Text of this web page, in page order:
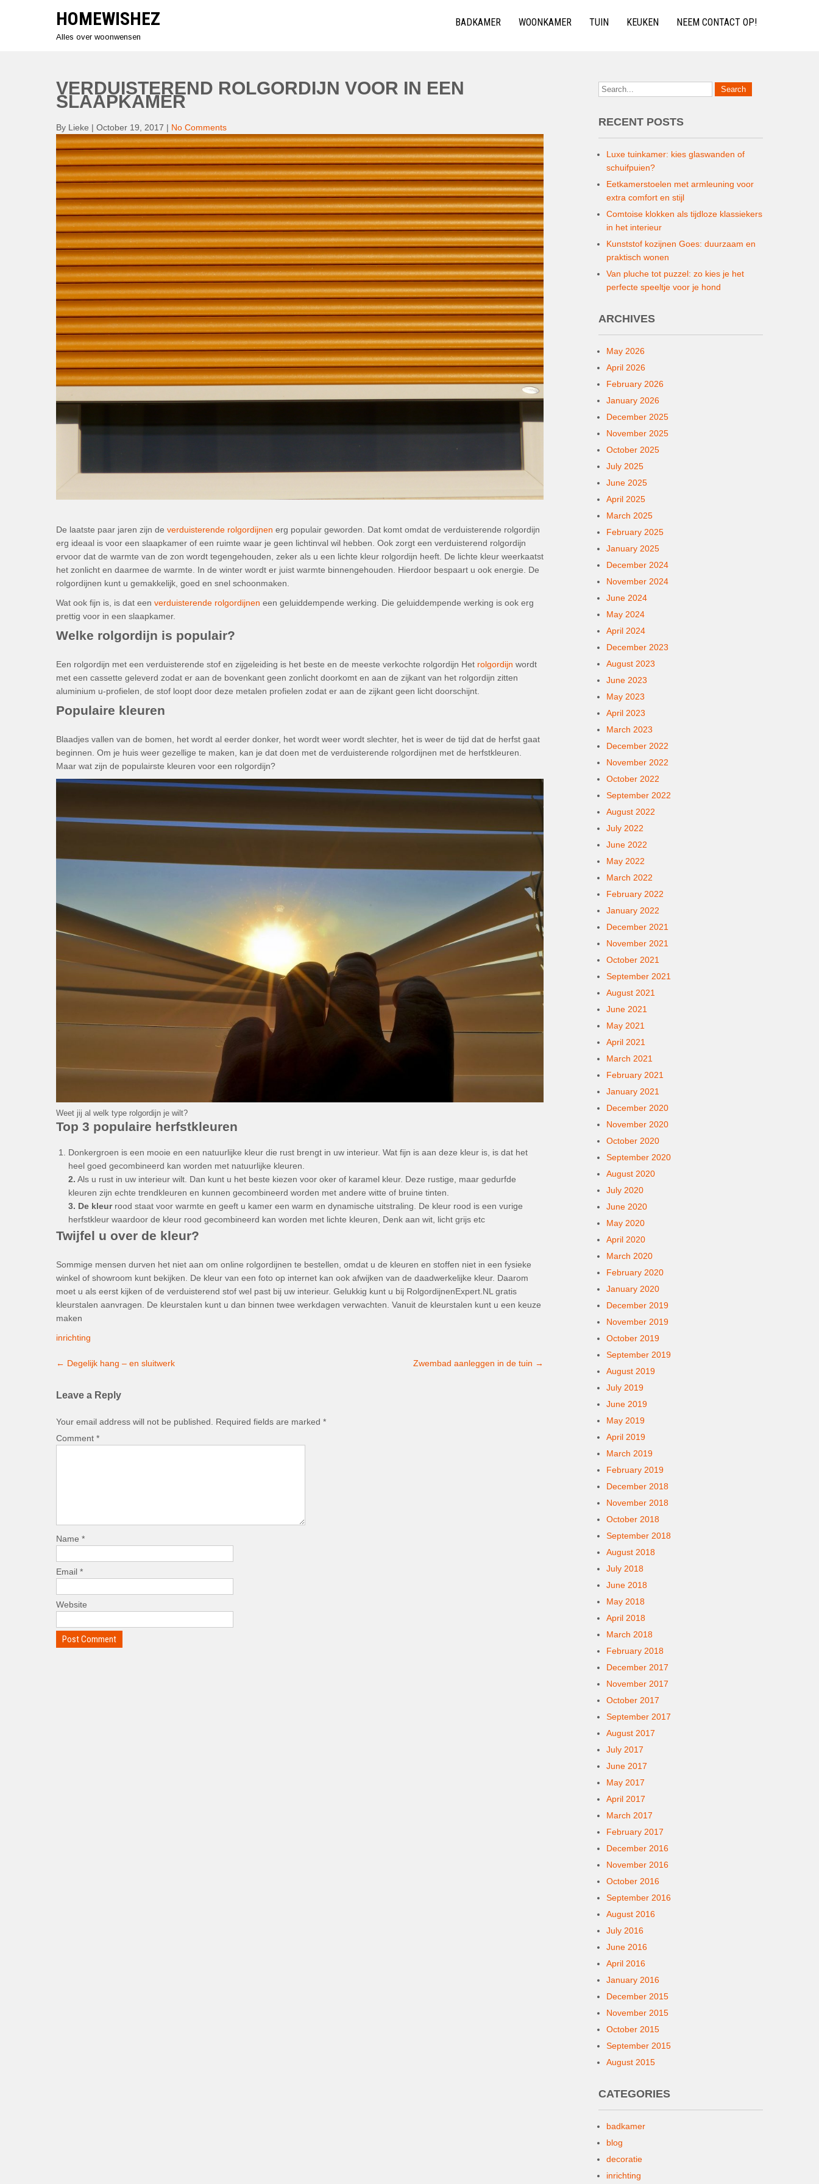
HOMEWISHEZ
Alles over woonwensen
BADKAMER WOONKAMER TUIN KEUKEN NEEM CONTACT OP!
VERDUISTEREND ROLGORDIJN VOOR IN EEN
SLAAPKAMER
By Lieke | October 19, 2017 | No Comments
De laatste paar jaren zijn de verduisterende rolgordijnen erg populair geworden. Dat komt omdat de verduisterende rolgordijn
erg ideaal is voor een slaapkamer of een ruimte waar je geen lichtinval wil hebben. Ook zorgt een verduisterend rolgordijn
ervoor dat de warmte van de zon wordt tegengehouden, zeker als u een lichte kleur rolgordijn heeft. De lichte kleur weerkaatst
het zonlicht en daarmee de warmte. In de winter wordt er juist warmte binnengehouden. Hierdoor bespaart u ook energie. De
rolgordijnen kunt u gemakkelijk, goed en snel schoonmaken.
Wat ook fijn is, is dat een verduisterende rolgordijnen een geluiddempende werking. Die geluiddempende werking is ook erg
prettig voor in een slaapkamer.
Welke rolgordijn is populair?
Een rolgordijn met een verduisterende stof en zijgeleiding is het beste en de meeste verkochte rolgordijn Het rolgordijn wordt
met een cassette geleverd zodat er aan de bovenkant geen zonlicht doorkomt en aan de zijkant van het rolgordijn zitten
aluminium u-profielen, de stof loopt door deze metalen profielen zodat er aan de zijkant geen licht doorschijnt.
Populaire kleuren
Blaadjes vallen van de bomen, het wordt al eerder donker, het wordt weer wordt slechter, het is weer de tijd dat de herfst gaat
beginnen. Om je huis weer gezellige te maken, kan je dat doen met de verduisterende rolgordijnen met de herfstkleuren.
Maar wat zijn de populairste kleuren voor een rolgordijn?
Weet jij al welk type rolgordijn je wilt?
Top 3 populaire herfstkleuren
Donkergroen is een mooie en een natuurlijke kleur die rust brengt in uw interieur. Wat fijn is aan deze kleur is, is dat het
heel goed gecombineerd kan worden met natuurlijke kleuren.
2. Als u rust in uw interieur wilt. Dan kunt u het beste kiezen voor oker of karamel kleur. Deze rustige, maar gedurfde
kleuren zijn echte trendkleuren en kunnen gecombineerd worden met andere witte of bruine tinten.
3. De kleurrood staat voor warmte en geeft u kamer een warm en dynamische uitstraling. De kleur rood is een vurige
herfstkleur waardoor de kleur rood gecombineerd kan worden met lichte kleuren, Denk aan wit, licht grijs etc
Twijfel u over de kleur?
Sommige mensen durven het niet aan om online rolgordijnen te bestellen, omdat u de kleuren en stoffen niet in een fysieke
winkel of showroom kunt bekijken. De kleur van een foto op internet kan ook afwijken van de daadwerkelijke kleur. Daarom
moet u als eerst kijken of de verduisterend stof wel past bij uw interieur. Gelukkig kunt u bij RolgordijnenExpert.NL gratis
kleurstalen aanvragen. De kleurstalen kunt u dan binnen twee werkdagen verwachten. Vanuit de kleurstalen kunt u een keuze
maken
inrichting
navigation
← Degelijk hang – en sluitwerk Zwembad aanleggen in de tuin →
Leave a Reply
Your email address will not be published. Required fields are marked *
Comment *
Name *
Email *
Website
RECENT POSTS
Luxe tuinkamer: kies glaswanden of
schuifpuien?
Eetkamerstoelen met armleuning voor
extra comfort en stijl
Comtoise klokken als tijdloze klassiekers
in het interieur
Kunststof kozijnen Goes: duurzaam en
praktisch wonen
Van pluche tot puzzel: zo kies je het
perfecte speeltje voor je hond
ARCHIVES
May 2026
April 2026
February 2026
January 2026
December 2025
November 2025
October 2025
July 2025
June 2025
April 2025
March 2025
February 2025
January 2025
December 2024
November 2024
June 2024
May 2024
April 2024
December 2023
August 2023
June 2023
May 2023
April 2023
March 2023
December 2022
November 2022
October 2022
September 2022
August 2022
July 2022
June 2022
May 2022
March 2022
February 2022
January 2022
December 2021
November 2021
October 2021
September 2021
August 2021
June 2021
May 2021
April 2021
March 2021
February 2021
January 2021
December 2020
November 2020
October 2020
September 2020
August 2020
July 2020
June 2020
May 2020
April 2020
March 2020
February 2020
January 2020
December 2019
November 2019
October 2019
September 2019
August 2019
July 2019
June 2019
May 2019
April 2019
March 2019
February 2019
December 2018
November 2018
October 2018
September 2018
August 2018
July 2018
June 2018
May 2018
April 2018
March 2018
February 2018
December 2017
November 2017
October 2017
September 2017
August 2017
July 2017
June 2017
May 2017
April 2017
March 2017
February 2017
December 2016
November 2016
October 2016
September 2016
August 2016
July 2016
June 2016
April 2016
January 2016
December 2015
November 2015
October 2015
September 2015
August 2015
CATEGORIES
badkamer
blog
decoratie
inrichting